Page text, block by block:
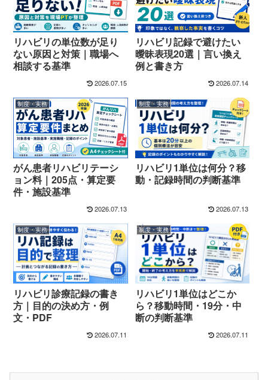
リハビリの単位数が足り
ない原因と対策｜職場へ
相談する基準
2026.07.15
リハビリ記録で避けたい
曖昧表現20選｜言い換え
例と書き方
2026.07.14
制度・実務
がん患者リハビリテーシ
ョン料｜205点・算定要
件・施設基準
2026.07.13
制度・実務
リハビリ1単位は何分？移
動・記録時間の判断基準
2026.07.13
制度・実務
リハビリ診療記録の書き
方｜目的の決め方・例
文・PDF
2026.07.11
制度・実務
リハビリ1単位はどこか
ら？移動時間・19分・中
断の判断基準
2026.07.11